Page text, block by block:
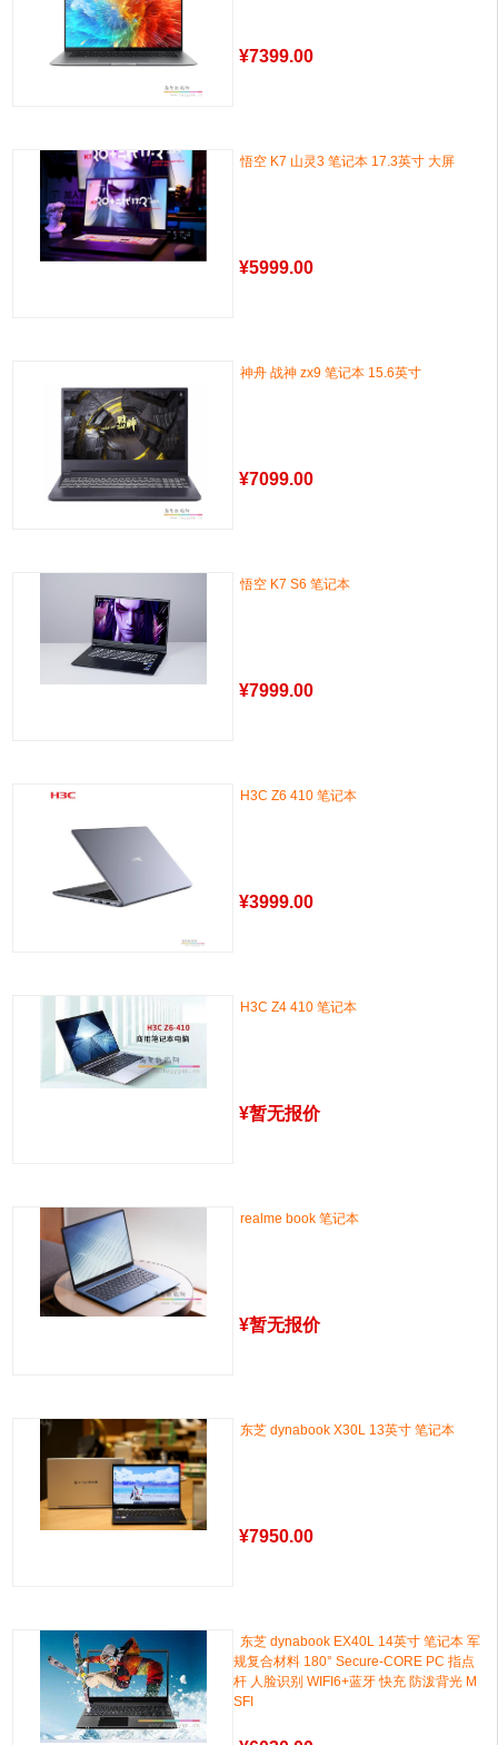
¥7399.00
悟空 K7 山灵3 笔记本 17.3英寸 大屏
¥5999.00
神舟 战神 zx9 笔记本 15.6英寸
¥7099.00
悟空 K7 S6 笔记本
¥7999.00
H3C Z6 410 笔记本
¥3999.00
H3C Z4 410 笔记本
¥暂无报价
realme book 笔记本
¥暂无报价
东芝 dynabook X30L 13英寸 笔记本
¥7950.00
东芝 dynabook EX40L 14英寸 笔记本 军
规复合材料 180° Secure-CORE PC 指点
杆 人脸识别 WIFI6+蓝牙 快充 防泼背光 M
SFI